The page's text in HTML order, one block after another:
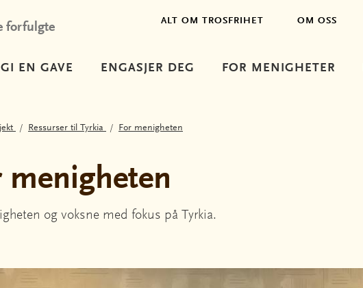
forfulgte
GI EN GAVE ENGASJER DEG FOR MENIGHETER
ALT OM TROSFRIHET OM OSS
Ressurser til Tyrkia For menigheten
menigheten
og voksne med fokus på Tyrkia.